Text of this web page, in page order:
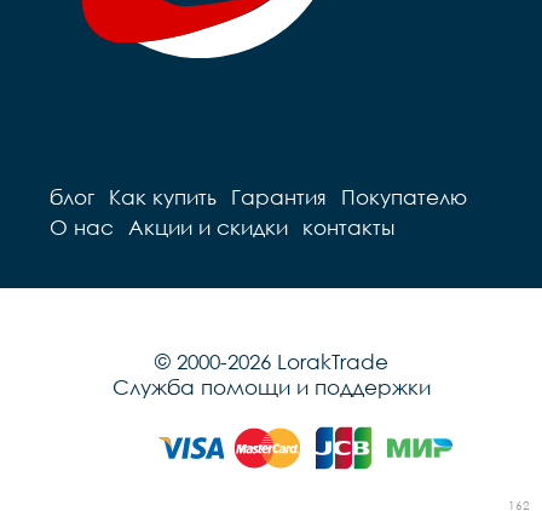
блог Как купить Гарантия
Покупателю
О нас
Акции и скидки контакты
© 2000-2026 LorakTrade
Служба помощи и поддержки
162